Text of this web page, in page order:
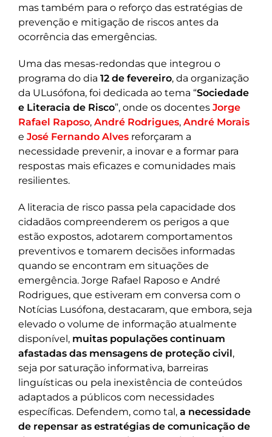
mas também para o reforço das estratégias de
prevenção e mitigação de riscos antes da
ocorrência das emergências.
Uma das mesas-redondas que integrou o
programa do dia 12 de fevereiro, da organização
da ULusófona, foi dedicada ao tema “Sociedade
e Literacia de Risco”, onde os docentes Jorge
Rafael Raposo, André Rodrigues, André Morais
e José Fernando Alves reforçaram a
necessidade prevenir, a inovar e a formar para
respostas mais eficazes e comunidades mais
resilientes.
A literacia de risco passa pela capacidade dos
cidadãos compreenderem os perigos a que
estão expostos, adotarem comportamentos
preventivos e tomarem decisões informadas
quando se encontram em situações de
emergência. Jorge Rafael Raposo e André
Rodrigues, que estiveram em conversa com o
Notícias Lusófona, destacaram, que embora, seja
elevado o volume de informação atualmente
disponível, muitas populações continuam
afastadas das mensagens de proteção civil,
seja por saturação informativa, barreiras
linguísticas ou pela inexistência de conteúdos
adaptados a públicos com necessidades
específicas. Defendem, como tal, a necessidade
de repensar as estratégias de comunicação de